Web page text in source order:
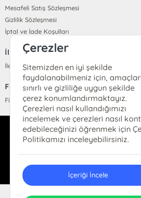
Mesafeli Satış Sözleşmesi
Gizlilik Sözleşmesi
İptal ve İade Koşulları
İletişim
İletişim
Fiyat Listesi
Fiyat Listesi
2024 Parola Kitap. Her
Çerezler
Sitemizden en iyi şekilde
faydalanabilmeniz için,
sınırlı ve gizliliğe uygun şekilde
çerez konumlandırmaktayız.
Çerezleri nasıl kullandığımızı
incelemek ve çerezleri nasıl
edebileceğinizi öğrenmek için
Politikamızı inceleyebilirsiniz.
İçeriği İncele